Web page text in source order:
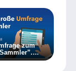
zum
uns Ihre